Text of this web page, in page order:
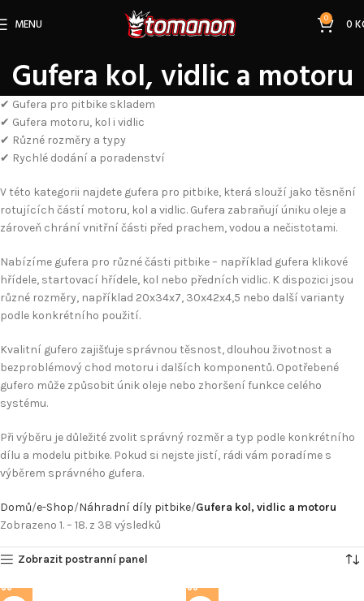
MENU 0 0
Gufera kol, vidlic a motoru
✔ Gufera pro pitbike skladem
✔ Gufera motoru, kol i vidlic
✔ Různé rozměry a typy
✔ Rychlé dodání a poradenství
V této kategorii najdete gufera pro pitbike, která slouží jako těsnění
rotujících částí motoru, kol a vidlic. Gufera zabraňují úniku oleje a
zároveň chrání vnitřní části před prachem, vodou a nečistotami.
Nabízíme gufera pro různé části pitbike – například gufera klikové
hřídele, startovací hřídele, kol nebo předních vidlic. K dispozici jsou
různé rozměry, například 20x34x7, 30x42x4,5 nebo další varianty
podle konkrétního použití.
Kvalitní gufero zajišťuje správnou těsnost, dlouhou životnost a
bezproblémový chod motoru i dalších komponentů. Opotřebené
gufero může způsobit únik oleje nebo zhoršení funkce celého
systému.
Při výběru je důležité zvolit správný rozměr a typ podle konkrétního
dílu a modelu pitbike. Pokud si nejste jistí, rádi vám poradíme s
výběrem správného gufera.
Domů e-Shop Náhradní díly pitbike Gufera kol, vidlic a motoru
Zobrazeno 1. – 18. z 38 výsledků
Zobrazit postranní panel